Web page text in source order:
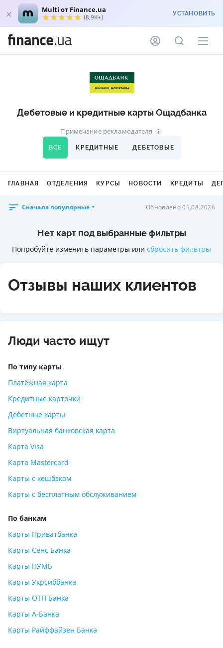
Multi от Finance.ua
(8,9K+) УСТАНОВИТЬ
Дебетовые и кредитные карты Ощадбанка
ВСЕ КРЕДИТНЫЕ ДЕБЕТОВЫЕ
Примечание рекламодателя
ГЛАВНАЯ ОТДЕЛЕНИЯ КУРСЫ НОВОСТИ КРЕДИТЫ
Сначала популярные Обновлено 05.08.2026
Нет карт под выбранные фильтры
Попробуйте изменить параметры или сбросить фильтры
Отзывы наших клиентов
Люди часто ищут
По типу карты
Платёжная карта
Кредитные карточки
Дебетные карты
Виртуальная банковская карта
Карта Visa
Карта Mastercard
Карты с кешбэком
Карты с бесплатным обслуживанием
По банкам
Карты Приватбанка
Карты Сенс Банка
Карты ПУМБ
Карты Укрсиббанка
Карты ОТП Банка
Карты А-Банка
Карты Райффайзен Банка